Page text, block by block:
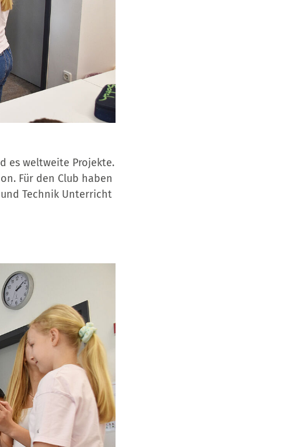
es weltweite Projekte.
Für den Club haben
Technik Unterricht